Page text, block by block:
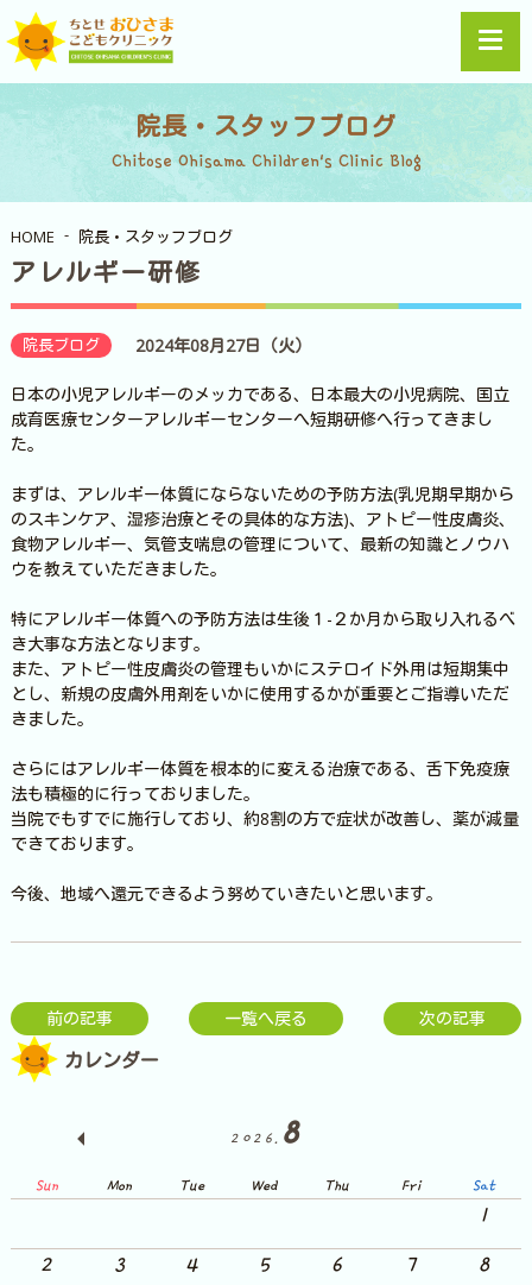
院長・スタッフブログ
Chitose Ohisama Children's Clinic Blog
HOME 院長・スタッフブログ
アレルギー研修
院長ブログ 2024年08月27日（火）
日本の小児アレルギーのメッカである、日本最大の小児病院、国立
成育医療センターアレルギーセンターへ短期研修へ行ってきまし
た。
まずは、アレルギー体質にならないための予防方法(乳児期早期から
のスキンケア、湿疹治療とその具体的な方法)、アトピー性皮膚炎、
食物アレルギー、気管支喘息の管理について、最新の知識とノウハ
ウを教えていただきました。
特にアレルギー体質への予防方法は生後１-２か月から取り入れるべ
き大事な方法となります。
また、アトピー性皮膚炎の管理もいかにステロイド外用は短期集中
とし、新規の皮膚外用剤をいかに使用するかが重要とご指導いただ
きました。
さらにはアレルギー体質を根本的に変える治療である、舌下免疫療
法も積極的に行っておりました。
当院でもすでに施行しており、約8割の方で症状が改善し、薬が減量
できております。
今後、地域へ還元できるよう努めていきたいと思います。
前の記事 一覧へ戻る 次の記事
カレンダー
2026. 8
Sun Mon Tue Wed Thu Fri Sat
1
2
3 4 5 6 7
8